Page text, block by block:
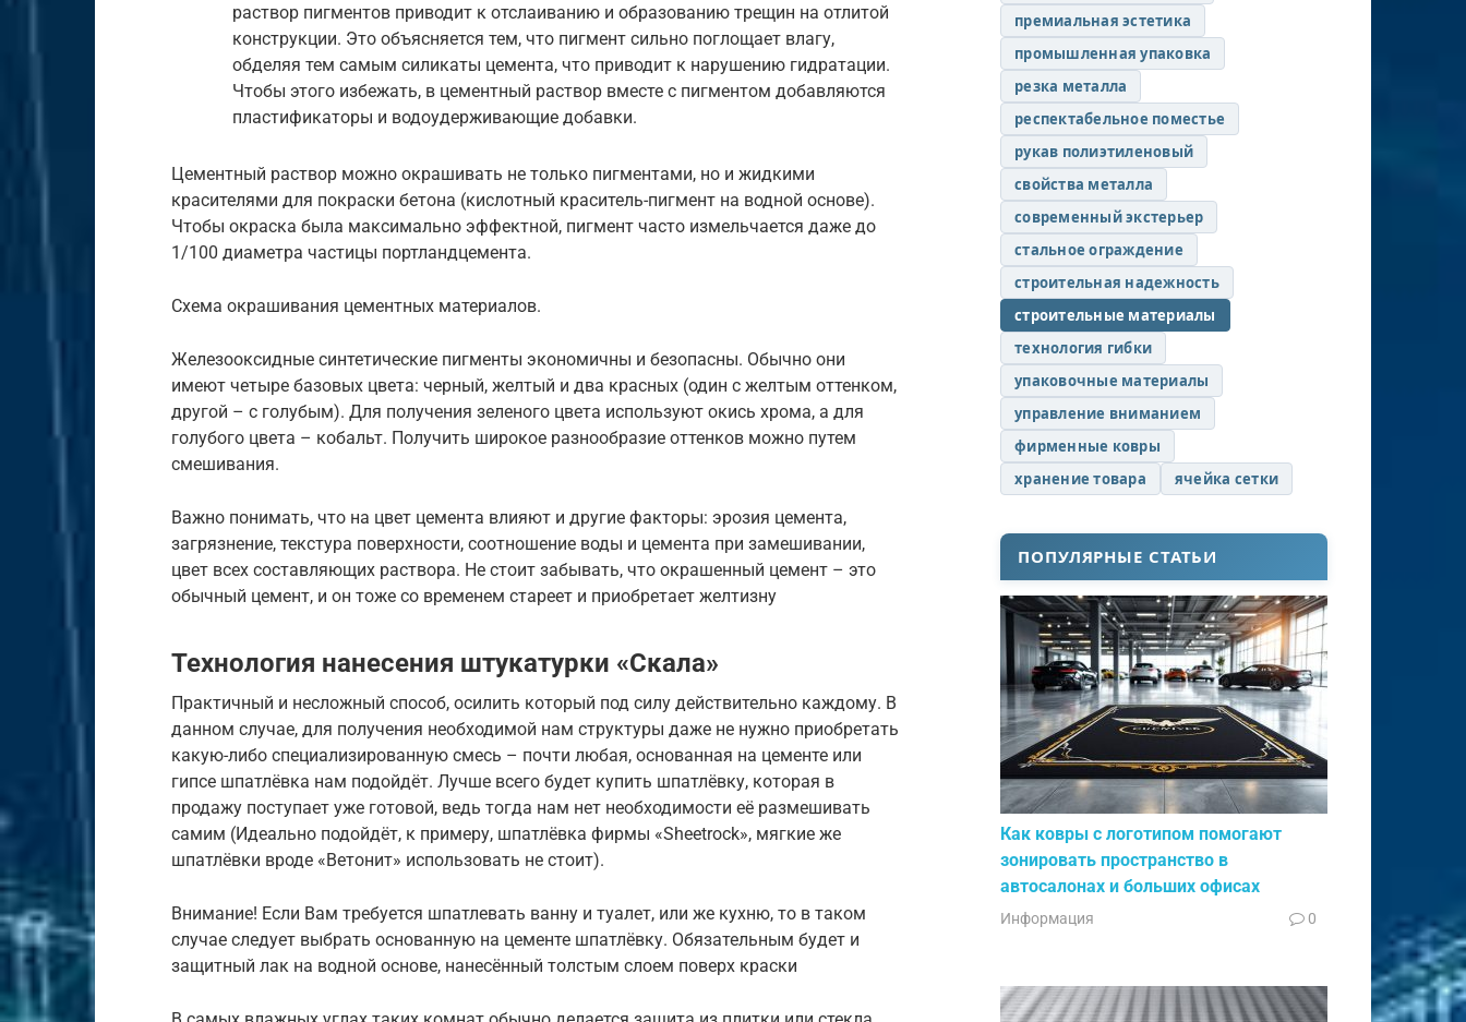
раствор пигментов приводит к отслаиванию и образованию трещин на отлитой
конструкции. Это объясняется тем, что пигмент сильно поглощает влагу,
обделяя тем самым силикаты цемента, что приводит к нарушению гидратации.
Чтобы этого избежать, в цементный раствор вместе с пигментом добавляются
пластификаторы и водоудерживающие добавки.
Цементный раствор можно окрашивать не только пигментами, но и жидкими
красителями для покраски бетона (кислотный краситель-пигмент на водной основе).
Чтобы окраска была максимально эффектной, пигмент часто измельчается даже до
1/100 диаметра частицы портландцемента.
Схема окрашивания цементных материалов.
Железооксидные синтетические пигменты экономичны и безопасны. Обычно они
имеют четыре базовых цвета: черный, желтый и два красных (один с желтым оттенком,
другой – с голубым). Для получения зеленого цвета используют окись хрома, а для
голубого цвета – кобальт. Получить широкое разнообразие оттенков можно путем
смешивания.
Важно понимать, что на цвет цемента влияют и другие факторы: эрозия цемента,
загрязнение, текстура поверхности, соотношение воды и цемента при замешивании,
цвет всех составляющих раствора. Не стоит забывать, что окрашенный цемент – это
обычный цемент, и он тоже со временем стареет и приобретает желтизну
Технология нанесения штукатурки «Скала»
Практичный и несложный способ, осилить который под силу действительно каждому. В
данном случае, для получения необходимой нам структуры даже не нужно приобретать
какую-либо специализированную смесь – почти любая, основанная на цементе или
гипсе шпатлёвка нам подойдёт. Лучше всего будет купить шпатлёвку, которая в
продажу поступает уже готовой, ведь тогда нам нет необходимости её размешивать
самим (Идеально подойдёт, к примеру, шпатлёвка фирмы «Sheetrock», мягкие же
шпатлёвки вроде «Ветонит» использовать не стоит).
Внимание! Если Вам требуется шпатлевать ванну и туалет, или же кухню, то в таком
случае следует выбрать основанную на цементе шпатлёвку. Обязательным будет и
защитный лак на водной основе, нанесённый толстым слоем поверх краски
премиальная эстетика
промышленная упаковка
резка металла
респектабельное поместье
рукав полиэтиленовый
свойства металла
современный экстерьер
стальное ограждение
строительная надежность
строительные материалы
технология гибки
упаковочные материалы
управление вниманием
фирменные ковры
хранение товара
ячейка сетки
ПОПУЛЯРНЫЕ СТАТЬИ
Как ковры с логотипом помогают
зонировать пространство в
автосалонах и больших офисах
Информация 0